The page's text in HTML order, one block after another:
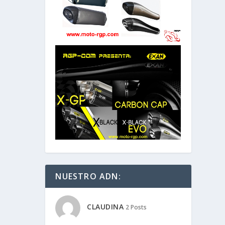
NUESTRO ADN:
CLAUDINA 2 Posts